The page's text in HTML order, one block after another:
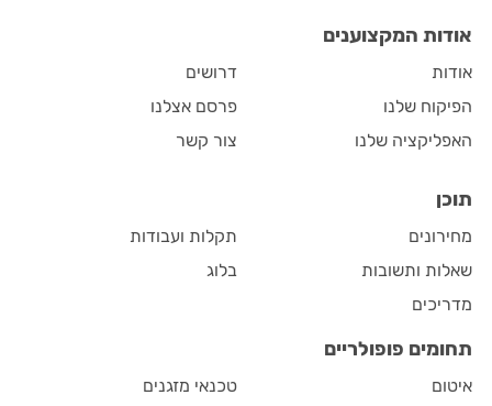
אודות המקצוענים
אודות
הפיקוח שלנו
האפליקציה שלנו
דרושים
פרסם אצלנו
צור קשר
תוכן
מחירונים
שאלות ותשובות
מדריכים
תקלות ועבודות
בלוג
תחומים פופולריים
איטום
טכנאי מזגנים